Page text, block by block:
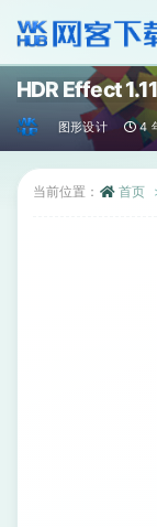
HDR Effect
图形设计 4
当前位置： 首页
全部